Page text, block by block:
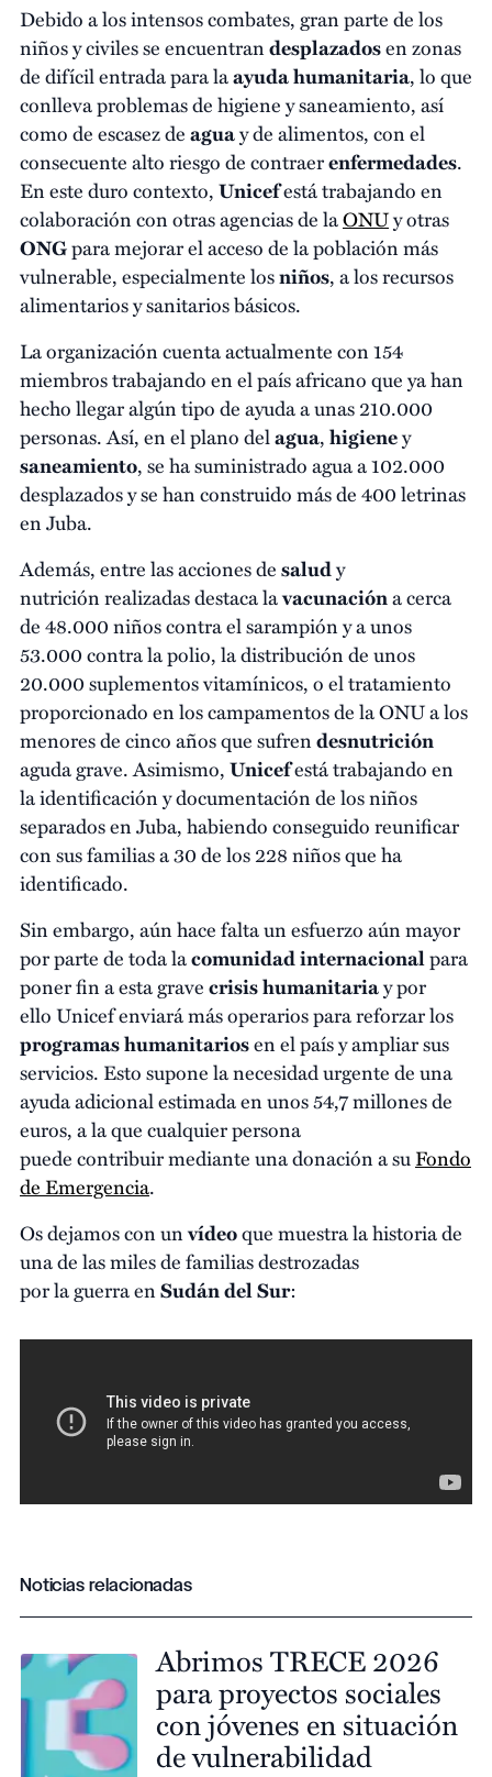
Debido a los intensos combates, gran parte de los
niños y civiles se encuentrandesplazadosen zonas
de difícil entrada para laayuda humanitaria, lo que
conlleva problemas de higiene y saneamiento, así
como de escasez deaguay de alimentos, con el
consecuente alto riesgo de contraerenfermedades.
En este duro contexto,Unicefestá trabajando en
colaboración con otras agencias de laONUy otras
ONGpara mejorar el acceso de la población más
vulnerable, especialmente losniños, a los recursos
alimentarios y sanitarios básicos.
La organización cuenta actualmente con 154
miembros trabajando en el país africano que ya han
hecho llegar algún tipo de ayuda a unas 210.000
personas. Así, en el plano delagua,higieney
saneamiento, se ha suministrado agua a 102.000
desplazados y se han construido más de 400 letrinas
en Juba.
Además, entre las acciones desaludy
nutrición realizadas destaca lavacunacióna cerca
de 48.000 niños contra el sarampión y a unos
53.000 contra la polio, la distribución de unos
20.000 suplementos vitamínicos, o el tratamiento
proporcionado en los campamentos de la ONU a los
menores de cinco años que sufrendesnutrición
aguda grave. Asimismo,Unicefestá trabajando en
la identificación y documentación de los niños
separados en Juba, habiendo conseguido reunificar
con sus familias a 30 de los 228 niños que ha
identificado.
Sin embargo, aún hace falta un esfuerzo aún mayor
por parte de toda lacomunidad internacionalpara
poner fin a esta gravecrisis humanitariay por
ello Unicef enviará más operarios para reforzar los
programas humanitariosen el país y ampliar sus
servicios. Esto supone la necesidad urgente de una
ayuda adicional estimada en unos 54,7 millones de
euros, a la que cualquier persona
puede contribuir mediante una donación a suFondo
de Emergencia.
Os dejamos con unvídeoque muestra la historia de
una de las miles de familias destrozadas
por la guerra enSudán del Sur:
Noticias relacionadas
Abrimos TRECE 2026
para proyectos sociales
con jóvenes en situación
de vulnerabilidad